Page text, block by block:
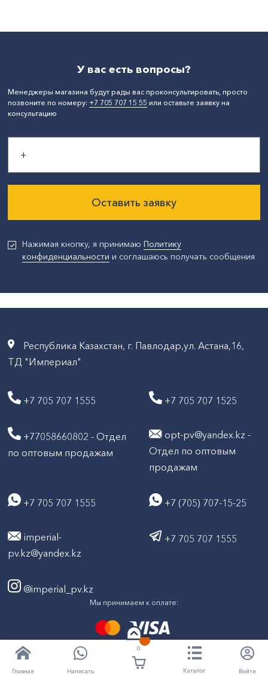
Главная Написать
0
Каталог Войти
У вас есть вопросы?
Менеджеры магазина будут рады вас проконсультировать, просто
позвоните по номеру: +7 705 707 15 55 или оставьте заявку на
консультацию
Оставить заявку
Нажимая кнопку, я принимаю Политику
конфиденциальности и соглашаюсь получать сообщения
Республика Казахстан, г. Павлодар,ул. Астана,16,
ТД "Империал"
+7 705 707 1555 +7 705 707 1525
+77058660802 - Отдел
по оптовым продажам
opt-pv@yandex.kz -
Отдел по оптовым
продажам
+7 705 707 1555 +7 (705) 707-15-25
imperial-
pv.kz@yandex.kz
+7 705 707 1555
@imperial_pv.kz
Мы принимаем к оплате:
Все права защищены © ТД "Империал" 2020- 2026